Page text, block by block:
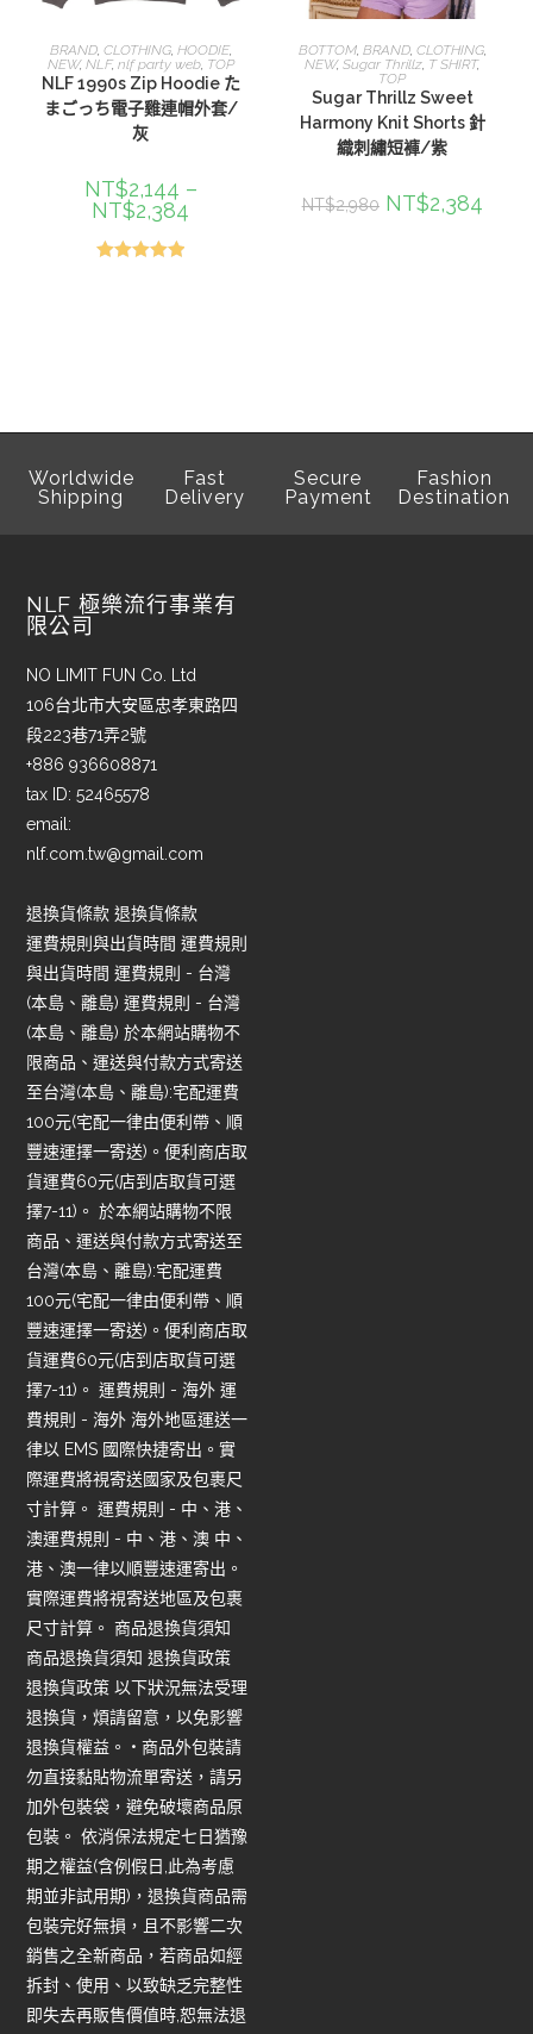
選擇規格
BRAND, CLOTHING, HOODIE,
NEW, NLF, nlf party web, TOP
NLF 1990s Zip Hoodie た
まごっち電子雞連帽外套/
灰
NT$2,144 –
NT$2,384
查看內容
BOTTOM, BRAND, CLOTHING,
NEW,Sugar Thrillz, T SHIRT,
TOP
Sugar Thrillz Sweet
Harmony Knit Shorts 針
織刺繡短褲/紫
NT$2,980 NT$2,384
Worldwide
Shipping
Fast
Delivery
Secure
Payment
Fashion
Destination
NLF 極樂流行事業有
限公司
NO LIMIT FUN Co. Ltd
106台北市大安區忠孝東路四
段223巷71弄2號
+886 936608871
tax ID: 52465578
email:
nlf.com.tw@gmail.com
退換貨條款 退換貨條款
運費規則與出貨時間 運費規則
與出貨時間 運費規則 - 台灣
(本島、離島) 運費規則 - 台灣
(本島、離島) 於本網站購物不
限商品、運送與付款方式寄送
至台灣(本島、離島):宅配運費
100元(宅配一律由便利帶、順
豐速運擇一寄送)。便利商店取
貨運費60元(店到店取貨可選
擇7-11)。 於本網站購物不限
商品、運送與付款方式寄送至
台灣(本島、離島):宅配運費
100元(宅配一律由便利帶、順
豐速運擇一寄送)。便利商店取
貨運費60元(店到店取貨可選
擇7-11)。 運費規則 - 海外 運
費規則 - 海外 海外地區運送一
律以 EMS 國際快捷寄出。實
際運費將視寄送國家及包裹尺
寸計算。 運費規則 - 中、港、
澳運費規則 - 中、港、澳 中、
港、澳一律以順豐速運寄出。
實際運費將視寄送地區及包裹
尺寸計算。 商品退換貨須知
商品退換貨須知 退換貨政策
退換貨政策 以下狀況無法受理
退換貨，煩請留意，以免影響
退換貨權益。 • 商品外包裝請
勿直接黏貼物流單寄送，請另
加外包裝袋，避免破壞商品原
包裝。 依消保法規定七日猶豫
期之權益(含例假日,此為考慮
期並非試用期)，退換貨商品需
包裝完好無損，且不影響二次
銷售之全新商品，若商品如經
拆封、使用、以致缺乏完整性
即失去再販售價值時,恕無法退